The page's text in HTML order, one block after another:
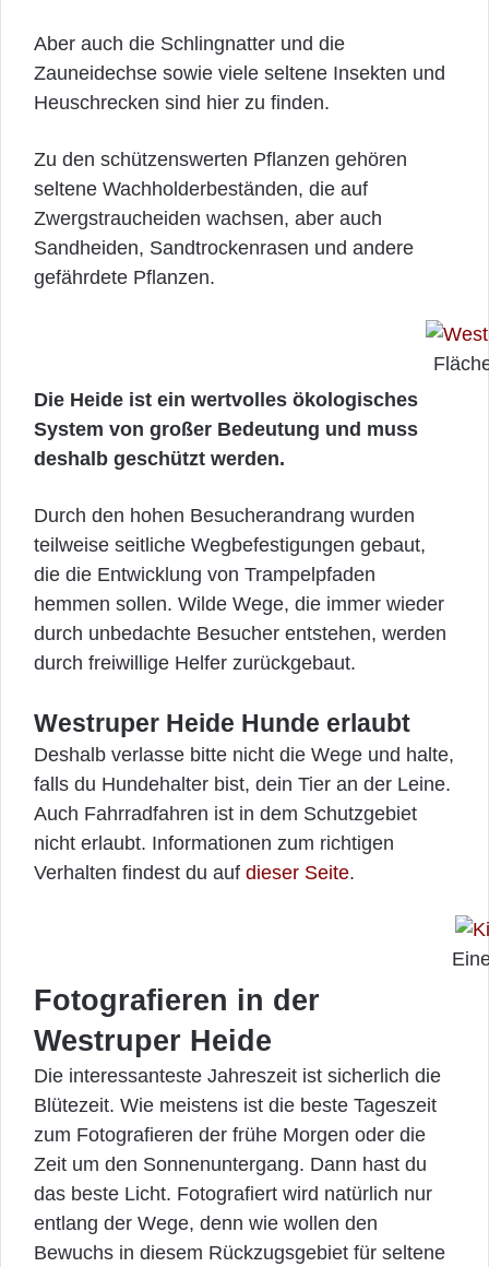
Aber auch die Schlingnatter und die
Zauneidechse sowie viele seltene Insekten und
Heuschrecken sind hier zu finden.
Zu den schützenswerten Pflanzen gehören
seltene Wachholderbeständen, die auf
Zwergstraucheiden wachsen, aber auch
Sandheiden, Sandtrockenrasen und andere
gefährdete Pflanzen.
Die Heide ist ein wertvolles ökologisches
System von großer Bedeutung und muss
deshalb geschützt werden.
Durch den hohen Besucherandrang wurden
teilweise seitliche Wegbefestigungen gebaut,
die die Entwicklung von Trampelpfaden
hemmen sollen. Wilde Wege, die immer wieder
durch unbedachte Besucher entstehen, werden
durch freiwillige Helfer zurückgebaut.
Westruper Heide Hunde erlaubt
Deshalb verlasse bitte nicht die Wege und halte,
falls du Hundehalter bist, dein Tier an der Leine.
Auch Fahrradfahren ist in dem Schutzgebiet
nicht erlaubt. Informationen zum richtigen
Verhalten findest du auf dieser Seite.
Fotografieren in der
Westruper Heide
Die interessanteste Jahreszeit ist sicherlich die
Blütezeit. Wie meistens ist die beste Tageszeit
zum Fotografieren der frühe Morgen oder die
Zeit um den Sonnenuntergang. Dann hast du
das beste Licht. Fotografiert wird natürlich nur
entlang der Wege, denn wie wollen den
Bewuchs in diesem Rückzugsgebiet für seltene